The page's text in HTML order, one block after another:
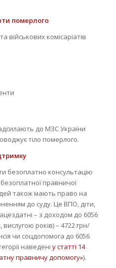
померлого
військових комісаріатів
до МЗС України
тіло померлого.
безоплатно консультацію
правничої
також мають право на
до суду. Це ВПО, діти,
– з доходом до 6056
вислугою років) – 4722 грн/
чи соцдопомога до 6056
наведені у статті 14
правничу допомогу»).